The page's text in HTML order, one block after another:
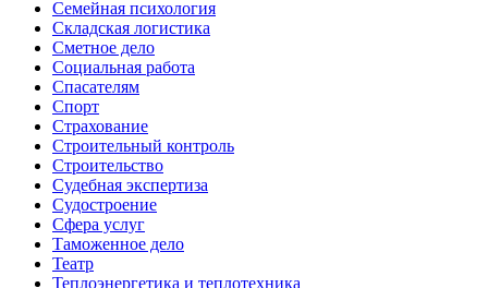
Семейная психология
Складская логистика
Сметное дело
Социальная работа
Спасателям
Спорт
Страхование
Строительный контроль
Строительство
Судебная экспертиза
Судостроение
Сфера услуг
Таможенное дело
Театр
Теплоэнергетика и теплотехника